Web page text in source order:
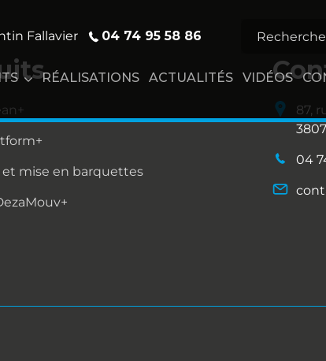
Fallavier 04 74 95 58 86
RÉALISATIONS ACTUALITÉS VIDÉOS
et mise en barquettes
87,
04